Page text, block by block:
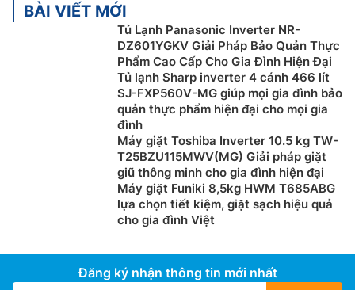
BÀI VIẾT MỚI
Tủ Lạnh Panasonic Inverter NR-
DZ601YGKV Giải Pháp Bảo Quản Thực
Phẩm Cao Cấp Cho Gia Đình Hiện Đại
Tủ lạnh Sharp inverter 4 cánh 466 lít
SJ-FXP560V-MG giúp mọi gia đình bảo
quản thực phẩm hiện đại cho mọi gia
đình
Máy giặt Toshiba Inverter 10.5 kg TW-
T25BZU115MWV(MG) Giải pháp giặt
giũ thông minh cho gia đình hiện đại
Máy giặt Funiki 8,5kg HWM T685ABG
lựa chọn tiết kiệm, giặt sạch hiệu quả
cho gia đình Việt
Đăng ký nhận thông tin mới nhất